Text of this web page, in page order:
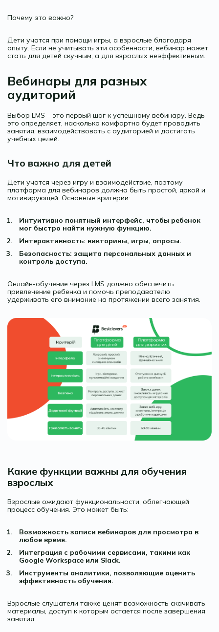
Почему это важно?
Дети учатся при помощи игры, а взрослые благодаря
опыту. Если не учитывать эти особенности, вебинар может
стать для детей скучным, а для взрослых неэффективным.
Вебинары для разных
аудиторий
Выбор LMS – это первый шаг к успешному вебинару. Ведь
это определяет, насколько комфортно будет проводить
занятия, взаимодействовать с аудиторией и достигать
учебных целей.
Что важно для детей
Дети учатся через игру и взаимодействие, поэтому
платформа для вебинаров должна быть простой, яркой и
мотивирующей. Основные критерии:
Интуитивно понятный интерфейс, чтобы ребенок
мог быстро найти нужную функцию.
Интерактивность: викторины, игры, опросы.
Безопасность: защита персональных данных и
контроль доступа.
Онлайн-обучение через LMS должно обеспечить
привлечение ребенка и помочь преподавателю
удерживать его внимание на протяжении всего занятия.
Какие функции важны для обучения
взрослых
Взрослые ожидают функциональности, облегчающей
процесс обучения. Это может быть:
Возможность записи вебинаров для просмотра в
любое время.
Интеграция с рабочими сервисами, такими как
Google Workspace или Slack.
Инструменты аналитики, позволяющие оценить
эффективность обучения.
Взрослые слушатели также ценят возможность скачивать
материалы, доступ к которым остается после завершения
занятия.